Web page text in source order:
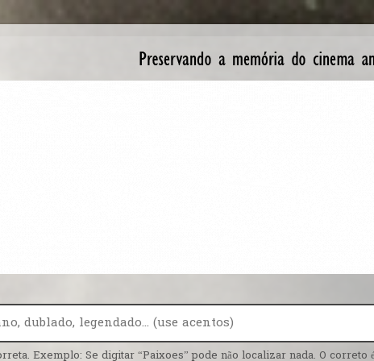
Exemplo: Se digitar “Paixoes” pode não localizar nada. O correto